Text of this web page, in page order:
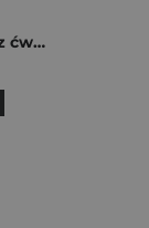
Niemiecki kryminał z ćwiczeniami Klassische Flle